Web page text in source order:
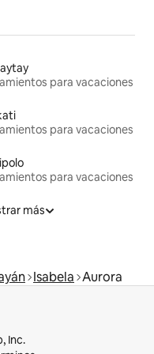
para vacaciones
para vacaciones
para vacaciones
más
Isabela Aurora
Inc.